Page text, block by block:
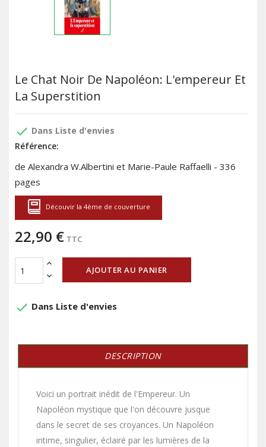
Le Chat Noir De Napoléon: L'empereur Et
La Superstition
done Dans Liste d'envies
Référence:
de Alexandra W.Albertini et Marie-Paule Raffaelli - 336
pages
Découvir la 4ème de couverture
22,90 € TTC
AJOUTER AU PANIER
done Dans Liste d'envies
DESCRIPTION
Voici un portrait inédit de l'Empereur. Un
Napoléon mystique que l'on découvre jusque
dans le secret de ses croyances. Un Napoléon
intime, singulier, éclairé par les lumières de la